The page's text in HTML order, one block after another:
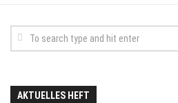
AKTUELLES HEFT